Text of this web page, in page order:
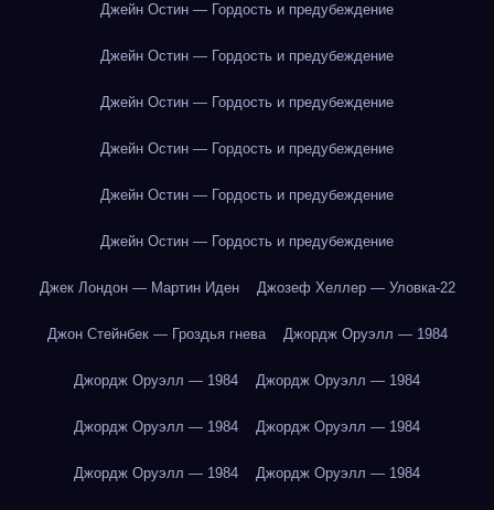
Джейн Остин — Гордость и предубеждение
Джейн Остин — Гордость и предубеждение
Джейн Остин — Гордость и предубеждение
Джейн Остин — Гордость и предубеждение
Джейн Остин — Гордость и предубеждение
Джейн Остин — Гордость и предубеждение
Джек Лондон — Мартин Иден Джозеф Хеллер — Уловка-22
Джон Стейнбек — Гроздья гнева Джордж Оруэлл — 1984
Джордж Оруэлл — 1984 Джордж Оруэлл — 1984
Джордж Оруэлл — 1984 Джордж Оруэлл — 1984
Джордж Оруэлл — 1984 Джордж Оруэлл — 1984